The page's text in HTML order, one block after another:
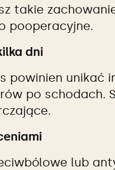
takie
pooperacyjne.
dni
powinien unikać
po schodach.
lub